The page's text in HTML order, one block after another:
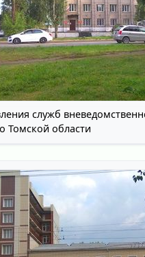
служб
Томской области